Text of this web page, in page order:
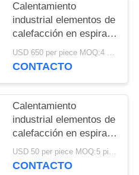
Calentamiento
industrial elementos de
calefacción en espiral
alambre Resistencia
para horno de vidrio
USD 650 per piece MOQ:4 piezas
CONTACTO
Calentamiento
industrial elementos de
calefacción en espiral
alambre Resistencia
para horno de vidrio
USD 50 per piece MOQ:5 piezas
CONTACTO